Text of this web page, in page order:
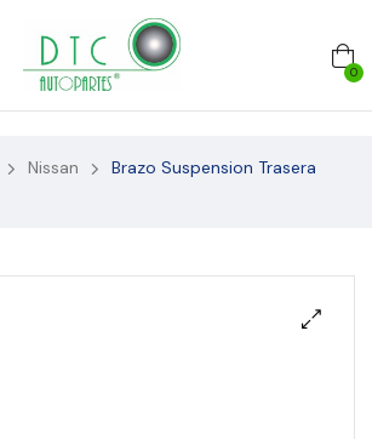
0
Nissan
Brazo Suspension Trasera